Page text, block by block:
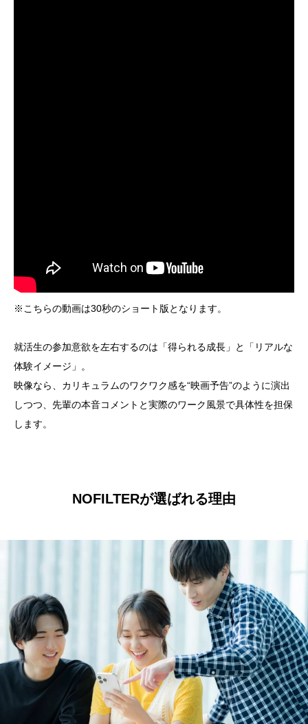
※こちらの動画は30秒のショート版となります。
就活生の参加意欲を左右するのは「得られる成長」と「リアルな
体験イメージ」。
映像なら、カリキュラムのワクワク感を“映画予告”のように演出
しつつ、先輩の本音コメントと実際のワーク風景で具体性を担保
します。
NOFILTERが選ばれる理由